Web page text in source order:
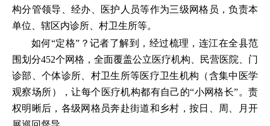
构分管领导、经办、医护人员等作为三级网格员，负责本
单位、辖区内诊所、村卫生所等。
如何“定格”？记者了解到，经过梳理，连江在全县范
围划分452个网格，全面覆盖公立医疗机构、民营医院、门
诊部、个体诊所、村卫生所等医疗卫生机构（含集中医学
观察场所），让每个医疗机构都有自己的“小网格长”。责
权明晰后，各级网格员奔赴街道和乡村，按日、周、月开